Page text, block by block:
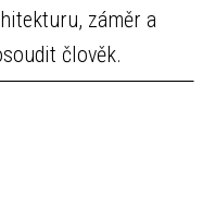
záměr a
člověk.